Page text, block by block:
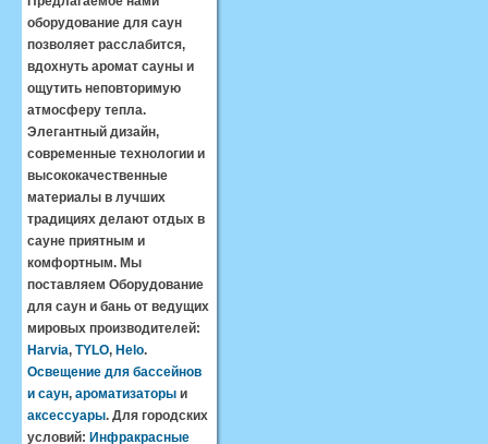
оборудование для саун
позволяет расслабится,
вдохнуть аромат сауны и
ощутить неповторимую
атмосферу тепла.
Элегантный дизайн,
современные технологии и
высококачественные
материалы в лучших
традициях делают отдых в
сауне приятным и
комфортным. Мы
поставляем Оборудование
для саун и бань от ведущих
мировых производителей:
Harvia, TYLO, Helo.
Освещение для бассейнов
и саун, ароматизаторы и
аксессуары. Для городских
условий: Инфракрасные